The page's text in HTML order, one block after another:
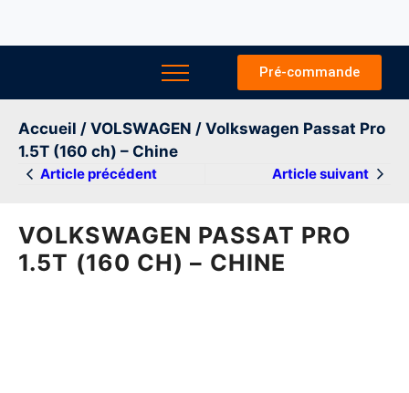
Pré-commande
Accueil / VOLSWAGEN / Volkswagen Passat Pro
1.5T (160 ch) – Chine
Article précédent Article suivant
VOLKSWAGEN PASSAT PRO
1.5T (160 CH) – CHINE